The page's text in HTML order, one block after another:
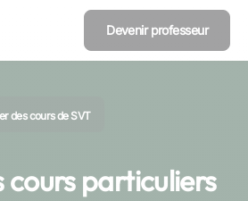
Devenir professeur
des cours de SVT
cours particuliers